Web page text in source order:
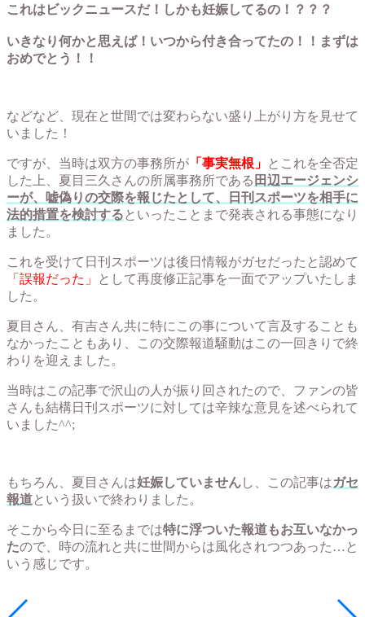
これはビックニュースだ！しかも妊娠してるの！？？？
いきなり何かと思えば！いつから付き合ってたの！！まずは
おめでとう！！
などなど、現在と世間では変わらない盛り上がり方を見せて
いました！
ですが、当時は双方の事務所が 「事実無根」
とこれを全否定
した上、夏目三久さんの所属事務所である 田辺エージェンシ
ーが、嘘偽りの交際を報じたとして、日刊スポーツを相手に
法的措置を検討する といったことまで発表される事態になり
ました。
これを受けて日刊スポーツは後日情報がガセだったと認めて
「誤報だった」
として再度修正記事を一面でアップいたしま
した。
夏目さん、有吉さん共に特にこの事について言及することも
なかったこともあり、この交際報道騒動はこの一回きりで終
わりを迎えました。
当時はこの記事で沢山の人が振り回されたので、ファンの皆
さんも結構日刊スポーツに対しては辛辣な意見を述べられて
いました^^;
もちろん、夏目さんは妊娠していませんし、この記事はガセ
報道という扱いで終わりました。
そこから今日に至るまでは特に浮ついた報道もお互いなかっ
たので、時の流れと共に世間からは風化されつつあった…と
いう感じです。